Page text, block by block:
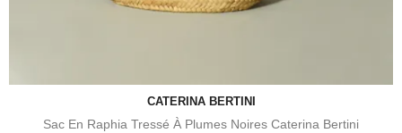
CATERINA BERTINI
Sac En Raphia Tressé À Plumes Noires Caterina Bertini